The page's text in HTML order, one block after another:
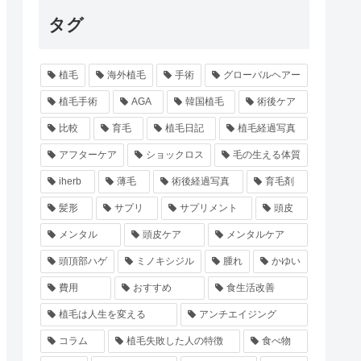
タグ
植毛 海外植毛 手術 グローバルヘアー
植毛手術 AGA 韓国植毛 術後ケア
比較 育毛 植毛日記 植毛経過写真
アフターケア ショックロス 毛の生える体質
iherb 薄毛 術後経過写真 育毛剤
髪形 サプリ サプリメント 頭皮
メンタル 頭皮ケア メンタルケア
頭頂部ハゲ ミノキシジル 腫れ かゆい
費用 おすすめ 食生活改善
植毛は人生を変える アンチエイジング
コラム 植毛失敗した人の特徴 食べ物